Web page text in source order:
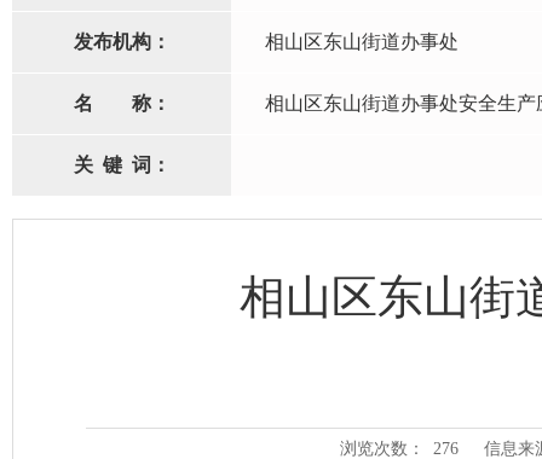
发布机构： 相山区东山街道办事处
名 称： 相山区东山街道办事处安全生产
关 键 词：
相山区东山街
浏览次数： 276 信息来